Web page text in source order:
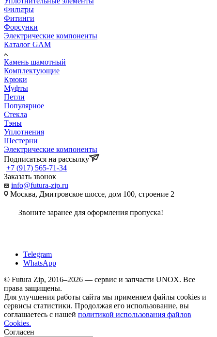
Фильтры
Фитинги
Форсунки
Электрические компоненты
Каталог GAM
Камень шамотный
Комплектующие
Крюки
Муфты
Петли
Популярное
Стекла
Тэны
Уплотнения
Шестерни
Электрические компоненты
Подписаться на рассылку
+7 (917) 565-71-34
Заказать звонок
info@futura-zip.ru
Москва, Дмитровское шоссе, дом 100, строение 2
Звоните заранее для оформления пропуска!
Telegram
WhatsApp
© Futura Zip, 2016–2026 — сервис и запчасти UNOX. Все
права защищены.
Для улучшения работы сайта мы применяем файлы cookies и
сервисы статистики. Продолжая его использование, вы
соглашаетесь с нашей политикой использования файлов
Cookies.
Согласен